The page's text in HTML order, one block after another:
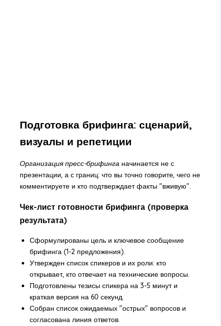
Подготовка брифинга: сценарий,
визуалы и репетиции
Организация пресс-брифинганачинается не с
презентации, а с границ: что вы точно говорите, чего не
комментируете и кто подтверждает факты "вживую".
Чек-лист готовности брифинга (проверка
результата)
Сформулированы цель и ключевое сообщение
брифинга (1-2 предложения).
Утвержден список спикеров и их роли: кто
открывает, кто отвечает на технические вопросы.
Подготовлены тезисы спикера на 3-5 минут и
краткая версия на 60 секунд.
Собран список ожидаемых "острых" вопросов и
согласована линия ответов.